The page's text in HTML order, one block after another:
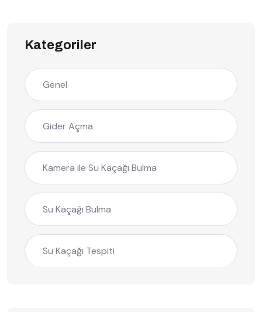
Kategoriler
Genel
Gider Açma
Kamera ile Su Kaçağı Bulma
Su Kaçağı Bulma
Su Kaçağı Tespiti